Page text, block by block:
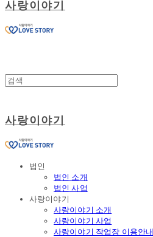
사랑이야기
사랑이야기
법인
법인 소개
법인 사업
사랑이야기
사랑이야기 소개
사랑이야기 사업
사랑이야기 작업장 이용안내